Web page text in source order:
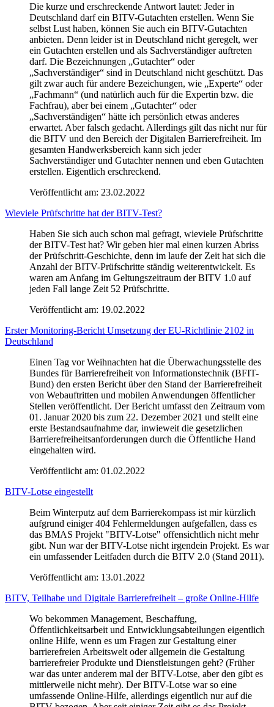
Die kurze und erschreckende Antwort lautet: Jeder in
Deutschland darf ein BITV-Gutachten erstellen. Wenn Sie
selbst Lust haben, können Sie auch ein BITV-Gutachten
anbieten. Denn leider ist in Deutschland nicht geregelt, wer
ein Gutachten erstellen und als Sachverständiger auftreten
darf. Die Bezeichnungen „Gutachter“ oder
„Sachverständiger“ sind in Deutschland nicht geschützt. Das
gilt zwar auch für andere Bezeichungen, wie „Experte“ oder
„Fachmann“ (und natürlich auch für die Expertin bzw. die
Fachfrau), aber bei einem „Gutachter“ oder
„Sachverständigen“ hätte ich persönlich etwas anderes
erwartet. Aber falsch gedacht. Allerdings gilt das nicht nur für
die BITV und den Bereich der Digitalen Barrierefreiheit. Im
gesamten Handwerksbereich kann sich jeder
Sachverständiger und Gutachter nennen und eben Gutachten
erstellen. Eigentlich erschreckend.
Veröffentlicht am: 23.02.2022
Wieviele Prüfschritte hat der BITV-Test?
Haben Sie sich auch schon mal gefragt, wieviele Prüfschritte
der BITV-Test hat? Wir geben hier mal einen kurzen Abriss
der Prüfschritt-Geschichte, denn im laufe der Zeit hat sich die
Anzahl der BITV-Prüfschritte ständig weiterentwickelt. Es
waren am Anfang im Geltungszeitraum der BITV 1.0 auf
jeden Fall lange Zeit 52 Prüfschritte.
Veröffentlicht am: 19.02.2022
Erster Monitoring-Bericht Umsetzung der EU-Richtlinie 2102 in
Deutschland
Einen Tag vor Weihnachten hat die Überwachungsstelle des
Bundes für Barrierefreiheit von Informationstechnik (BFIT-
Bund) den ersten Bericht über den Stand der Barrierefreiheit
von Webauftritten und mobilen Anwendungen öffentlicher
Stellen veröffentlicht. Der Bericht umfasst den Zeitraum vom
01. Januar 2020 bis zum 22. Dezember 2021 und stellt eine
erste Bestandsaufnahme dar, inwieweit die gesetzlichen
Barrierefreiheitsanforderungen durch die Öffentliche Hand
eingehalten wird.
Veröffentlicht am: 01.02.2022
BITV-Lotse eingestellt
Beim Winterputz auf dem Barrierekompass ist mir kürzlich
aufgrund einiger 404 Fehlermeldungen aufgefallen, dass es
das BMAS Projekt "BITV-Lotse" offensichtlich nicht mehr
gibt. Nun war der BITV-Lotse nicht irgendein Projekt. Es war
ein umfassender Leitfaden durch die BITV 2.0 (Stand 2011).
Veröffentlicht am: 13.01.2022
BITV, Teilhabe und Digitale Barrierefreiheit – große Online-Hilfe
Wo bekommen Management, Beschaffung,
Öffentlichkeitsarbeit und Entwicklungsabteilungen eigentlich
online Hilfe, wenn es um Fragen zur Gestaltung einer
barrierefreien Arbeitswelt oder allgemein die Gestaltung
barrierefreier Produkte und Dienstleistungen geht? (Früher
war das unter anderem mal der BITV-Lotse, aber den gibt es
mittlerweile nicht mehr). Der BITV-Lotse war so eine
umfassende Online-Hilfe, allerdings eigentlich nur auf die